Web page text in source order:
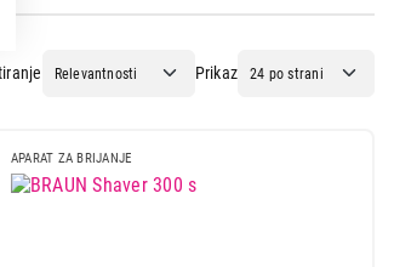
Prikaz
APARAT ZA BRIJANJE